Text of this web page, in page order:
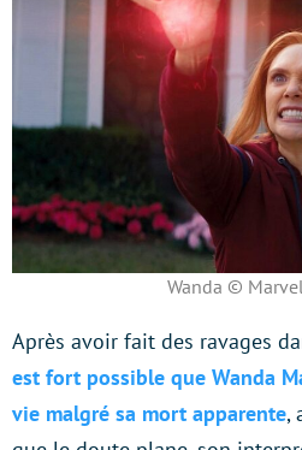
Wanda ©
Après avoir fait des ravages
est fort possible que Wanda
vie malgré sa mort apparente,